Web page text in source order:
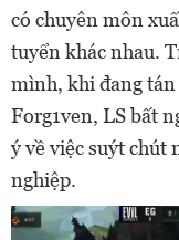
có chuyên môn
tuyển khác nhau.
mình, khi đang
Forg1ven, LS bất
ý về việc suýt chút
nghiệp.